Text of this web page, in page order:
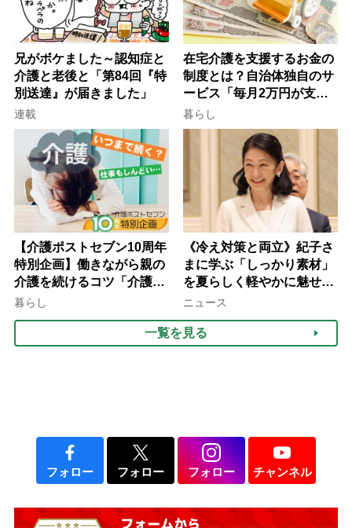
兄がボケました～認知症と
介護と老後と「第84回『特
別送達』が届きました」
連載
在宅介護を支援するお金の
制度とは？自治体独自のサ
ービス「毎月2万円が支給
される」ケースも【FP解
説】
暮らし
【介護ポストセブン10周年
特別企画】働きながら親の
介護を続けるコツ「介護は
10年以上続くことも…3つ
みよう」【社会福祉士解
説】
暮らし
《冷え対策と両立》紀子さ
まに学ぶ「しっかり素材」
を夏らしく軽やかに魅せる
3つの着こなし法則
ニュース
一覧を見る
フォロー フォロー フォロー チャンネル